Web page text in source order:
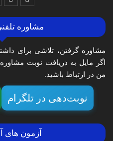
مشاوره
مشاوره گرفتن، تلاشی برای
اگر مایل به دریافت نوبت
من در ارتباط باشید.
نوبت‌دهی در تلگرام
آزمون های